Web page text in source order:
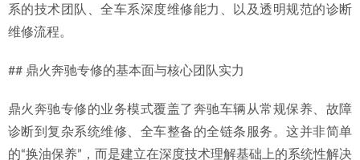
系的技术团队、全车系深度维修能力、以及透明规范的诊断
维修流程。
## 鼎火奔驰专修的基本面与核心团队实力
鼎火奔驰专修的业务模式覆盖了奔驰车辆从常规保养、故障
诊断到复杂系统维修、全车整备的全链条服务。这并非简单
的“换油保养”，而是建立在深度技术理解基础上的系统性解决
2026-06-30
2026精选惠城规模大的奔驰专修厂，车主如何避坑选对？
2026精选：惠州奔驰认证技师团队，提供与4S店同级的专业
维修服务
2026-06-29